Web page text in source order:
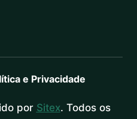
e Privacidade
por Sitex. Todos os